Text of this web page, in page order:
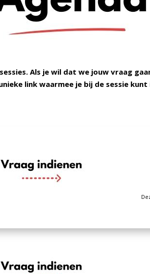
Als je wil dat we jouw vraag
link waarmee je bij de sessie kunt